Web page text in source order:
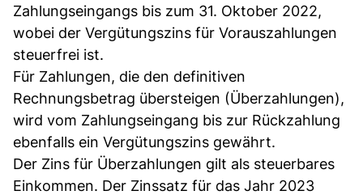
Zahlungseingangs bis zum 31. Oktober 2022,
wobei der Vergütungszins für Vorauszahlungen
steuerfrei ist.
Für Zahlungen, die den definitiven
Rechnungsbetrag übersteigen (Überzahlungen),
wird vom Zahlungseingang bis zur Rückzahlung
ebenfalls ein Vergütungszins gewährt.
Der Zins für Überzahlungen gilt als steuerbares
Einkommen. Der Zinssatz für das Jahr 2023